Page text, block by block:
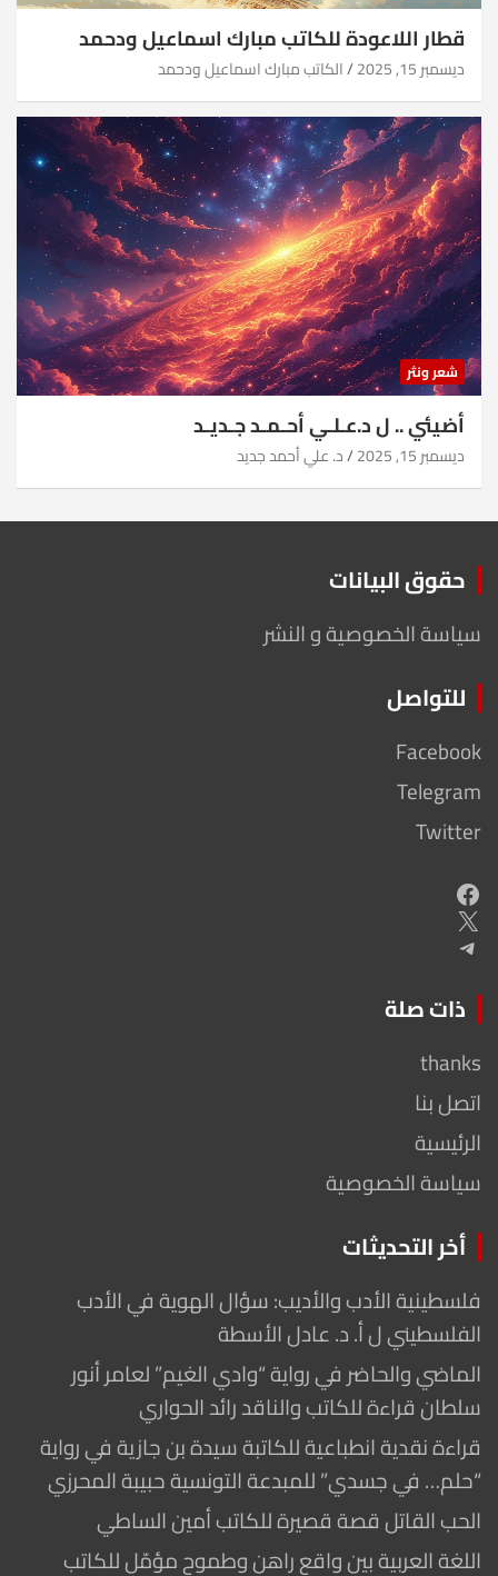
قطار اللاعودة للكاتب مبارك اسماعيل ودحمد
ديسمبر 15, 2025 الكاتب مبارك اسماعيل ودحمد
شعر ونثر
أضيئي .. ل د.عـلـي أحـمـد جـديـد
ديسمبر 15, 2025 د. علي أحمد جديد
حقوق البيانات
سياسة الخصوصية و النشر
للتواصل
Facebook
Telegram
Twitter
Facebook
X
Telegram
ذات صلة
thanks
اتصل بنا
الرئيسية
سياسة الخصوصية
أخر التحديثات
فلسطينية الأدب والأديب: سؤال الهوية في الأدب
الفلسطيني ل أ. د. عادل الأسطة
الماضي والحاضر في رواية “وادي الغيم” لعامر أنور
سلطان قراءة للكاتب والناقد رائد الحواري
قراءة نقدية انطباعية للكاتبة سيدة بن جازية في رواية
“حلم… في جسدي” للمبدعة التونسية حبيبة المحرزي
الحب القاتل قصة قصيرة للكاتب أمين الساطي
اللغة العربية بين واقع راهن وطموح مؤمّل للكاتب